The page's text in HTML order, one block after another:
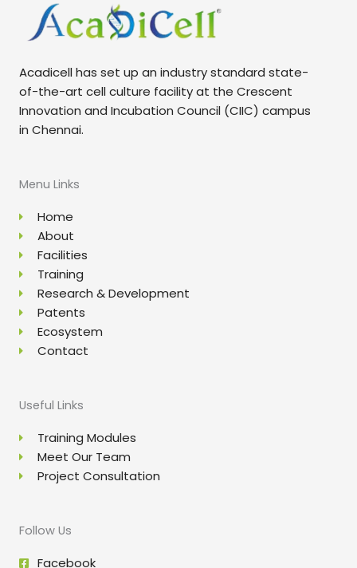
Acadicell has set up an industry standard state-
of-the-art cell culture facility at the Crescent
Innovation and Incubation Council (CIIC) campus
in Chennai.
Menu Links
Home
About
Facilities
Training
Research & Development
Patents
Ecosystem
Contact
Useful Links
Training Modules
Meet Our Team
Project Consultation
Follow Us
Facebook